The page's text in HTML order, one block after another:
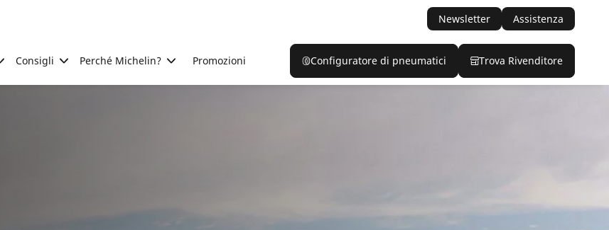
Newsletter Assistenza
Consigli Perché Michelin? Promozioni Configuratore di pneumatici Trova Rivenditore